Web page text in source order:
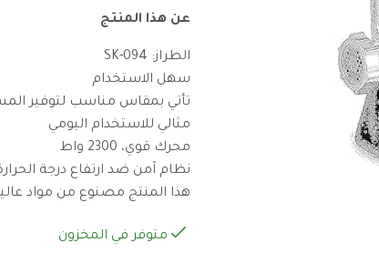
عن هذا المنتج
الطراز: SK-094
سهل الاستخدام
تأتي بمقاس مناسب لتوفير
مثالي للاستخدام اليومي
محرك قوي، 2300 واط
نظام آمن ضد ارتفاع درجة
هذا المنتج مصنوع من مواد
متوفر في المخزون